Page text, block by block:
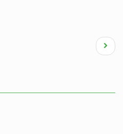
Next
page